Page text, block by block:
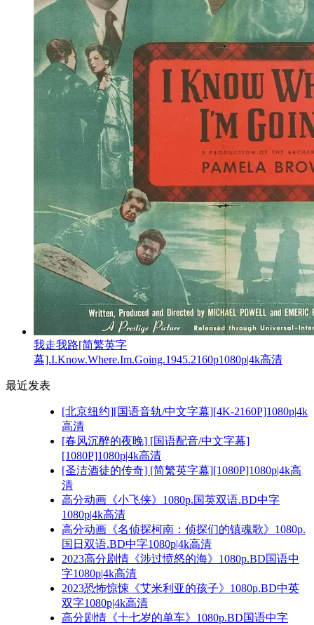
我走我路[简繁英字
幕].I.Know.Where.Im.Going.1945.2160p1080p|4k高清
最近发表
[北京纽约][国语音轨/中文字幕][4K-2160P]1080p|4k
高清
[春风沉醉的夜晚] [国语配音/中文字幕]
[1080P]1080p|4k高清
[圣洁酒徒的传奇] [简繁英字幕][1080P]1080p|4k高
清
高分动画《小飞侠》1080p.国英双语.BD中字
1080p|4k高清
高分动画《名侦探柯南：侦探们的镇魂歌》1080p.
国日双语.BD中字1080p|4k高清
2023高分剧情《涉过愤怒的海》1080p.BD国语中
字1080p|4k高清
2023恐怖惊悚《艾米利亚的孩子》1080p.BD中英
双字1080p|4k高清
高分剧情《十七岁的单车》1080p.BD国语中字